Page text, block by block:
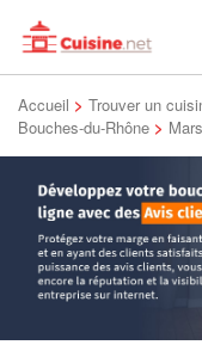
Accueil > Trouver un
Bouches-du-Rhône >